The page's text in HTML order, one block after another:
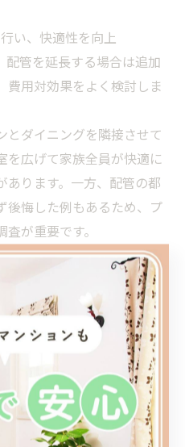
い、快適性を向上
配管を延長する場合は追加
費用対効果をよく検討しま
とダイニングを隣接させて
を広げて家族全員が快適に
あります。一方、配管の都
後悔した例もあるため、プ
が重要です。
かす間取り変更のコツ
取り変更リフォームの自由
建ての場合は構造壁や柱の
由に間取りをアレンジでき
保が重要なポイントです。
費用」なども参考に、階数
えておきましょう。